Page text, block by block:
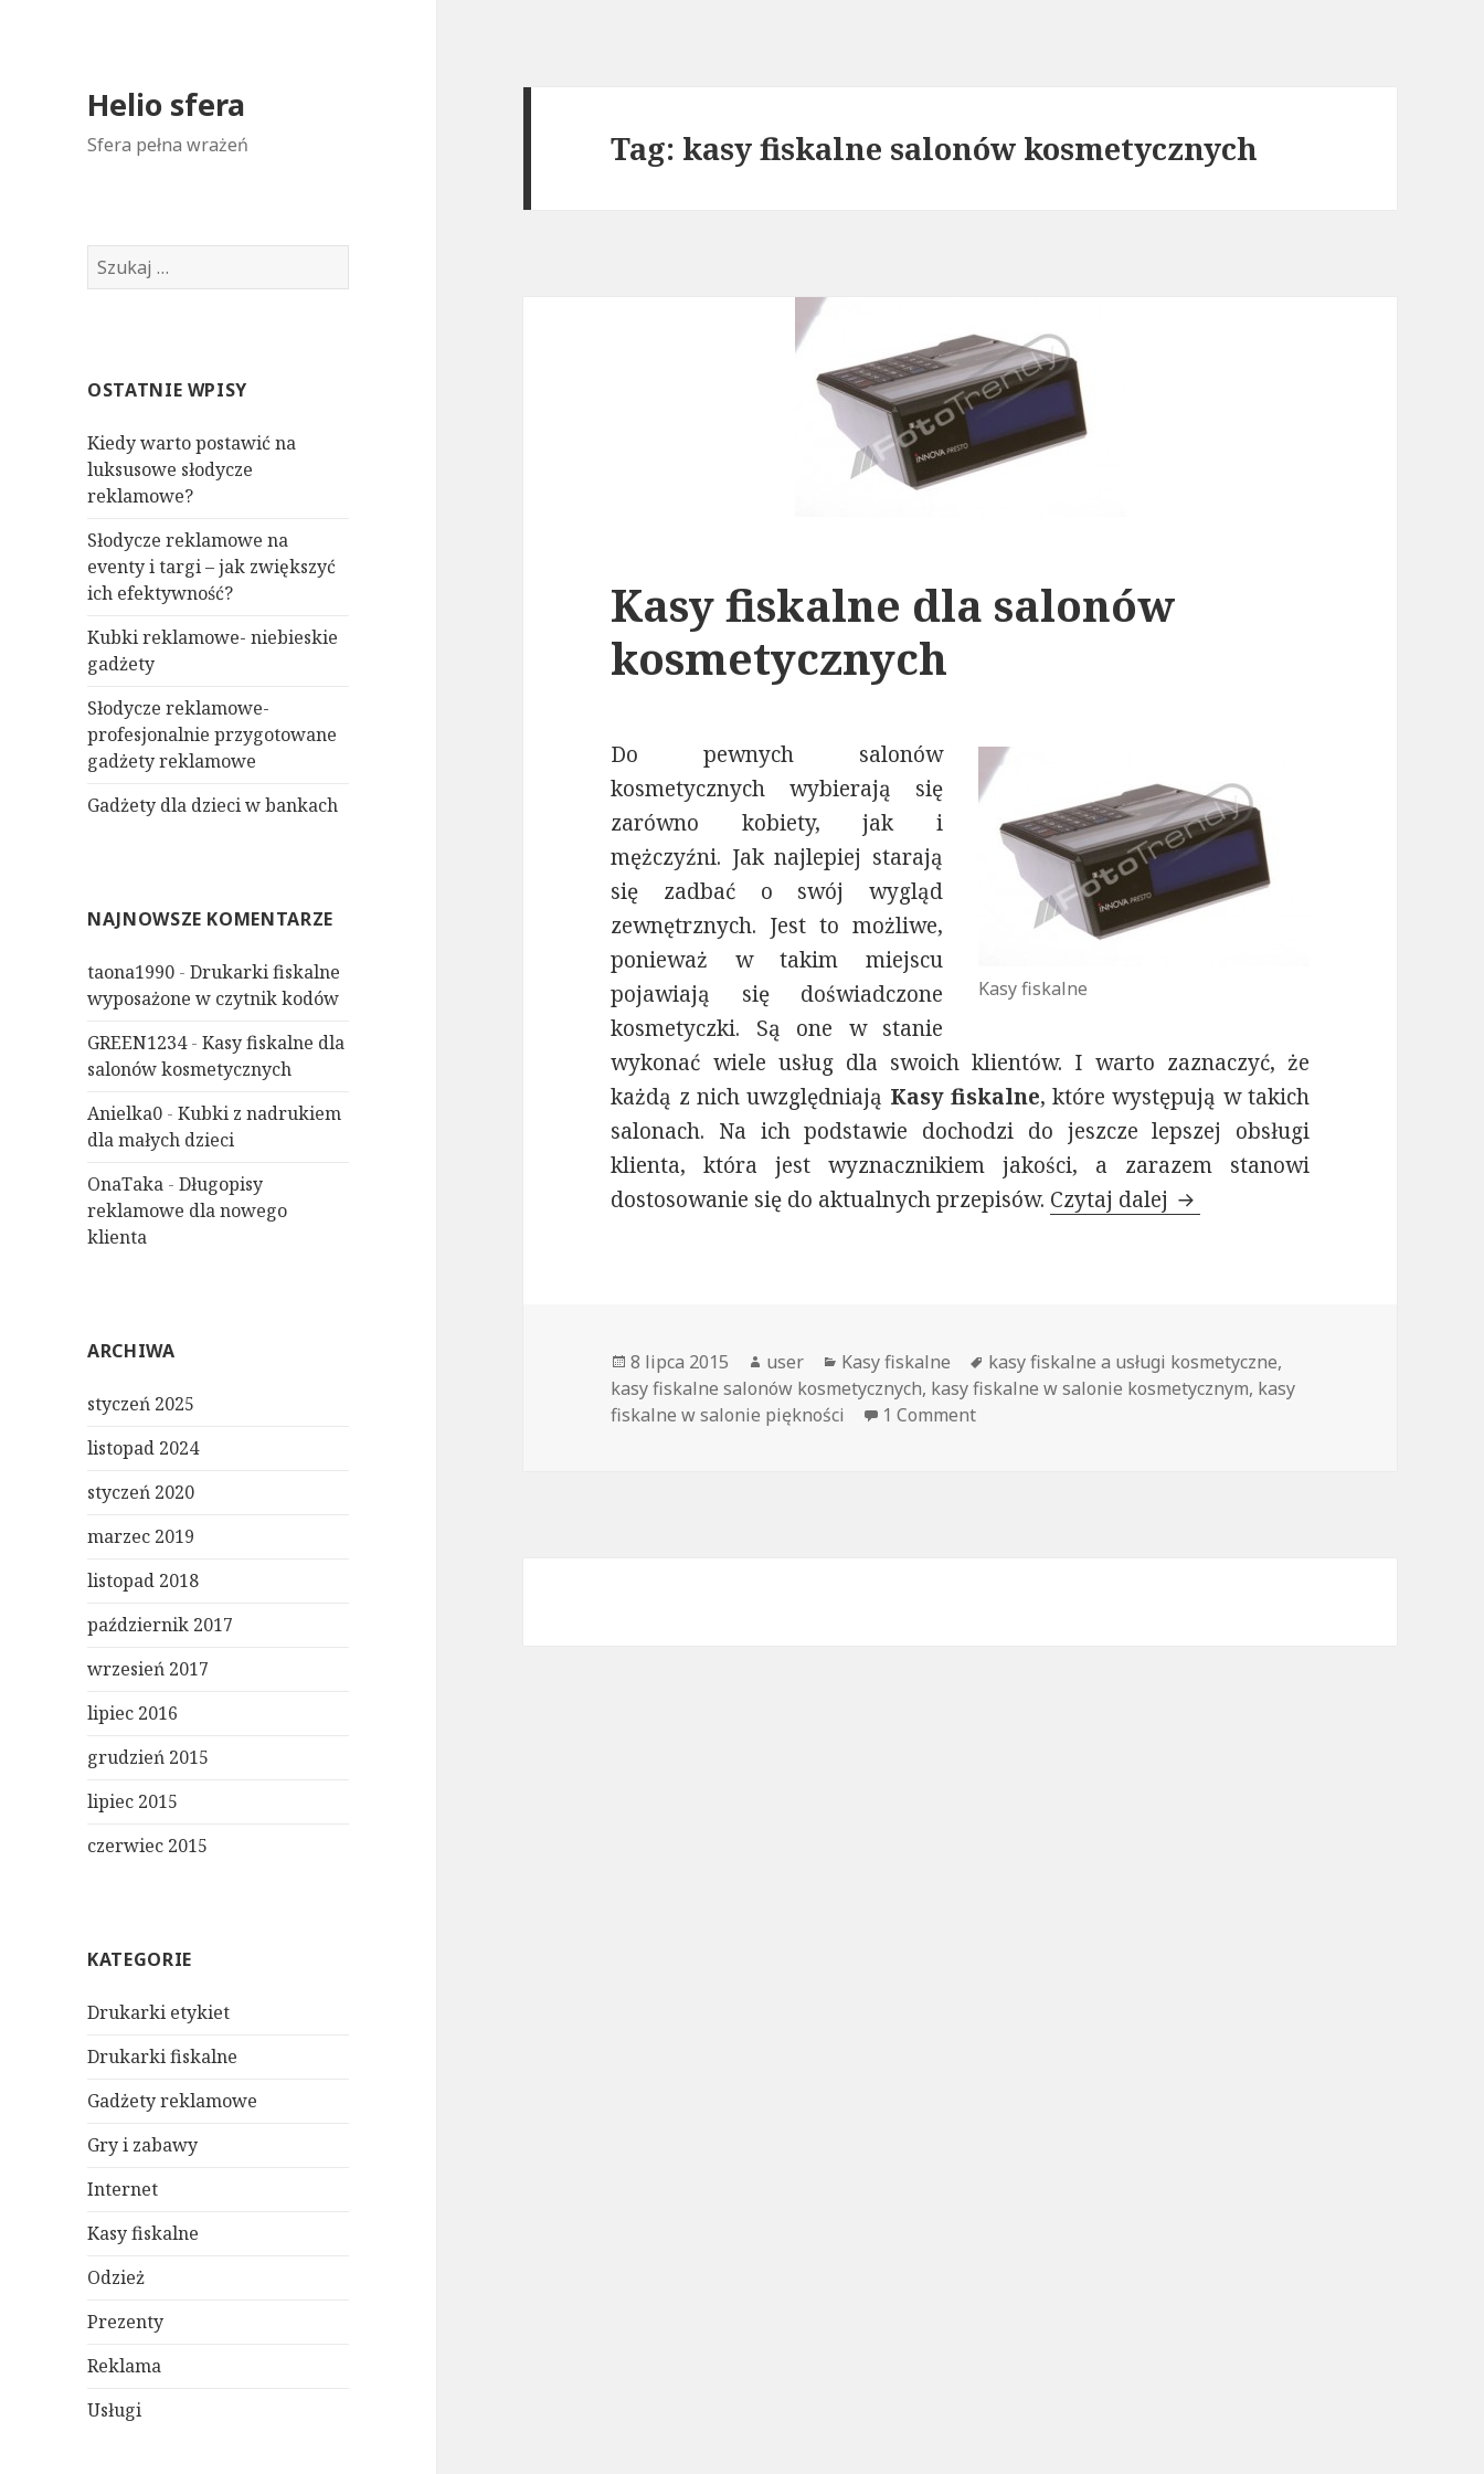
Helio sfera
Sfera pełna wrażeń
S
z
j
OSTATNIE WPISY
Kiedy warto postawić na
luksusowe słodycze
reklamowe?
Słodycze reklamowe na
eventy i targi – jak zwiększyć
ich efektywność?
Kubki reklamowe- niebieskie
gadżety
Słodycze reklamowe-
profesjonalnie przygotowane
gadżety reklamowe
Gadżety dla dzieci w bankach
NAJNOWSZE KOMENTARZE
taona1990 -Drukarki fiskalne
wyposażone w czytnik kodów
GREEN1234-Kasy fiskalne dla
salonów kosmetycznych
Anielka0 -Kubki z nadrukiem
dla małych dzieci
OnaTaka -Długopisy
reklamowe dla nowego
klienta
ARCHIWA
styczeń 2025
listopad 2024
styczeń 2020
marzec 2019
listopad 2018
październik 2017
wrzesień 2017
lipiec 2016
grudzień 2015
lipiec 2015
czerwiec 2015
KATEGORIE
Drukarki etykiet
Drukarki fiskalne
Gadżety reklamowe
Gry i zabawy
Internet
Kasy fiskalne
Odzież
Prezenty
Reklama
Usługi
Tag: kasy fiskalne salonów kosmetycznych
Kasy fiskalne dla salonów
kosmetycznych
Kasy fiskalne
Do pewnych salonów
kosmetycznych wybierają się
zarówno kobiety, jak i
mężczyźni. Jak najlepiej starają
się zadbać o swój wygląd
zewnętrznych. Jest to możliwe,
ponieważ w takim miejscu
pojawiają się doświadczone
kosmetyczki. Są one w stanie
wykonać wiele usług dla swoich klientów. I warto zaznaczyć, że
każdą z nich uwzględniają Kasy fiskalne, które występują w takich
salonach. Na ich podstawie dochodzi do jeszcze lepszej obsługi
klienta, która jest wyznacznikiem jakości, a zarazem stanowi
dostosowanie się do aktualnych przepisów. Czytaj dalej Kasy fiskalne dla salonów
Opublikowano
8 lipca 2015 Autor
user Kategorie
Kasy fiskalne Tagi
kasy fiskalne a usługi kosmetyczne,
kasy fiskalne salonów kosmetycznych, kasy fiskalne w salonie kosmetycznym, kasy
fiskalne w salonie piękności
1 Comment